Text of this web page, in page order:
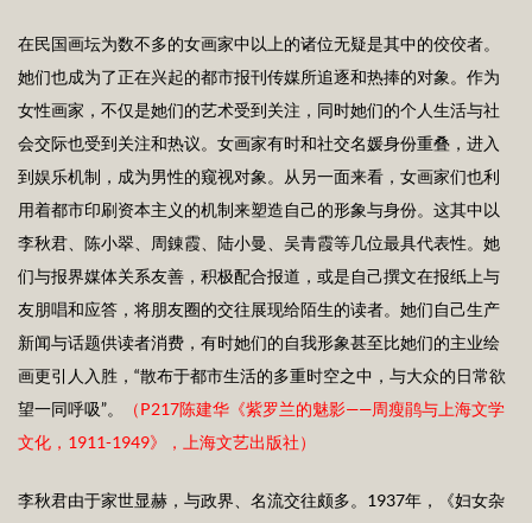
在民国画坛为数不多的女画家中以上的诸位无疑是其中的佼佼者。
她们也成为了正在兴起的都市报刊传媒所追逐和热捧的对象。作为
女性画家，不仅是她们的艺术受到关注，同时她们的个人生活与社
会交际也受到关注和热议。女画家有时和社交名媛身份重叠，进入
到娱乐机制，成为男性的窥视对象。从另一面来看，女画家们也利
用着都市印刷资本主义的机制来塑造自己的形象与身份。这其中以
李秋君、陈小翠、周錬霞、陆小曼、吴青霞等几位最具代表性。她
们与报界媒体关系友善，积极配合报道，或是自己撰文在报纸上与
友朋唱和应答，将朋友圈的交往展现给陌生的读者。她们自己生产
新闻与话题供读者消费，有时她们的自我形象甚至比她们的主业绘
画更引人入胜，“散布于都市生活的多重时空之中，与大众的日常欲
望一同呼吸”。
（P217陈建华《紫罗兰的魅影——周瘦鹃与上海文学
文化，1911-1949》，上海文艺出版社）
李秋君由于家世显赫，与政界、名流交往颇多。1937年，《妇女杂